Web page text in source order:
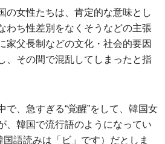
の女性たちは、肯定的な意味とし
わち性差別をなくそうなどの主張
家父長制などの文化・社会的要因
、その間で混乱してしまったと指
で、急すぎる“覚醒”をして、韓国女
、韓国で流行語のようになってい
語読みは「ビ」です）だとしま